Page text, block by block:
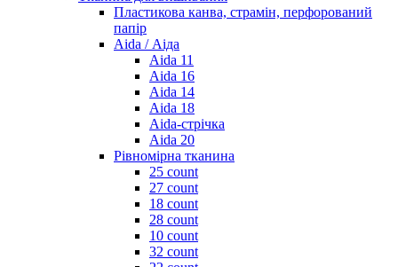
Пластикова канва, страмін, перфорований
папір
Aida / Аіда
Aida 11
Aida 16
Aida 14
Aida 18
Aida-стрічка
Aida 20
Рівномірна тканина
25 count
27 count
18 count
28 count
10 count
32 count